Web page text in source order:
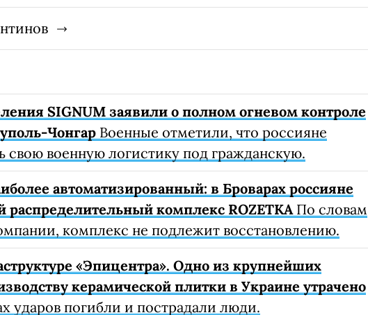
SIGNUM заявили о полном огневом контроле
Чонгар Военные отметили, что россияне
свою военную логистику под гражданскую.
автоматизированный: в Броварах россияне
комплекс ROZETKAПо словам
комплекс не подлежит восстановлению.
«Эпицентра». Одно из крупнейших
керамической плитки в Украине утрачено
ударов погибли и пострадали люди.